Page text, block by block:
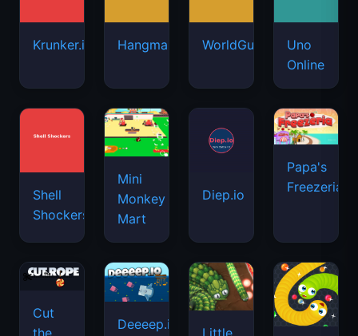
Krunker.io Hangman WorldGuessr
Uno
Online
Shell
Shockers
Mini
Monkey
Mart
Diep.io
Papa's
Freezeria
Cut
Deeeep.io
Little